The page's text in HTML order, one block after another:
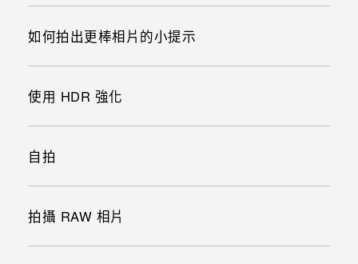
如何拍出更棒相片的小提示
使用 HDR 強化
自拍
拍攝 RAW 相片